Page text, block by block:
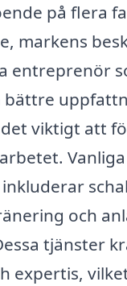
på flera
markens
entreprenör
bättre
viktigt att
och
tjänster
expertis,